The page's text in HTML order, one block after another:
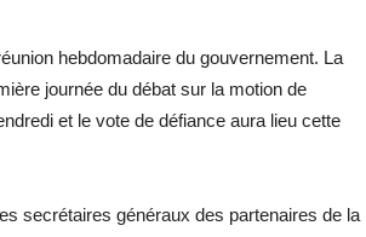
hebdomadaire du gouvernement. La
journée du débat sur la motion de
et le vote de défiance aura lieu cette
secrétaires généraux des partenaires de la